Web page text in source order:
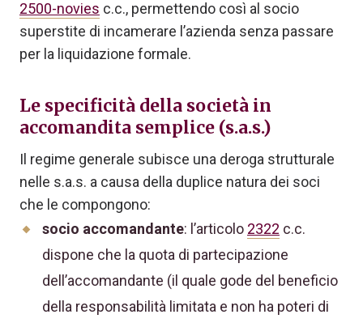
2500-novies c.c., permettendo così al socio
superstite di incamerare l’azienda senza passare
per la liquidazione formale.
Le specificità della società in
accomandita semplice (s.a.s.)
Il regime generale subisce una deroga strutturale
nelle s.a.s. a causa della duplice natura dei soci
che le compongono:
socio accomandante: l’articolo 2322 c.c.
dispone che la quota di partecipazione
dell’accomandante (il quale gode del beneficio
della responsabilità limitata e non ha poteri di